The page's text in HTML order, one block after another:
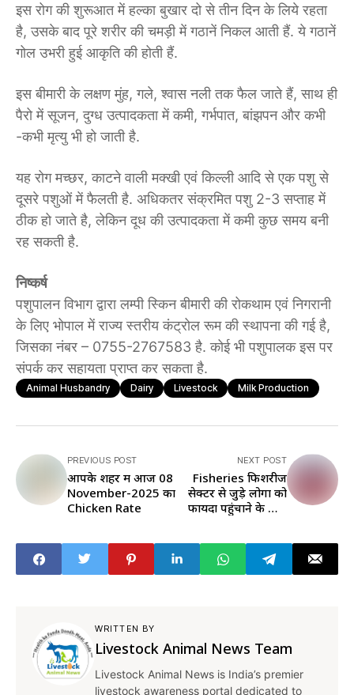
इस रोग की शुरूआत में हल्का बुखार दो से तीन दिन के लिये रहता
है, उसके बाद पूरे शरीर की चमड़ी में गठानें निकल आती हैं. ये गठानें
गोल उभरी हुई आकृति की होती हैं.
इस बीमारी के लक्षण मुंह, गले, श्वास नली तक फैल जाते हैं, साथ ही
पैरो में सूजन, दुग्ध उत्पादकता में कमी, गर्भपात, बांझपन और कभी
-कभी मृत्यु भी हो जाती है.
यह रोग मच्छर, काटने वाली मक्खी एवं किल्ली आदि से एक पशु से
दूसरे पशुओं में फैलती है. अधिकतर संक्रमित पशु 2-3 सप्ताह में
ठीक हो जाते है, लेकिन दूध की उत्पादकता में कमी कुछ समय बनी
रह सकती है.
निष्कर्ष
पशुपालन विभाग द्वारा लम्पी स्किन बीमारी की रोकथाम एवं निगरानी
के लिए भोपाल में राज्य स्तरीय कंट्रोल रूम की स्थापना की गई है,
जिसका नंबर – 0755-2767583 है. कोई भी पशुपालक इस पर
संपर्क कर सहायता प्राप्त कर सकता है.
Animal Husbandry Dairy Livestock Milk Production
PREVIOUS POST
आपके शहर में आज 08
November-2025 का
Chicken Rate
NEXT POST
Fisheries फिशरीज
सेक्टर से जुड़े लोगों को
फायदा पहुंचाने के लिए
WRITTEN BY
Livestock Animal News Team
Livestock Animal News is India’s premier
livestock awareness portal dedicated to